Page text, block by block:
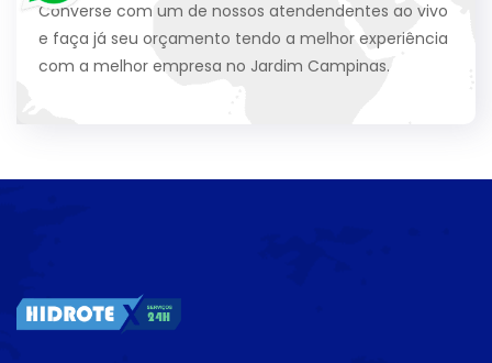
Converse com um de nossos atendendentes ao vivo
e faça já seu orçamento tendo a melhor experiência
com a melhor empresa no Jardim Campinas.